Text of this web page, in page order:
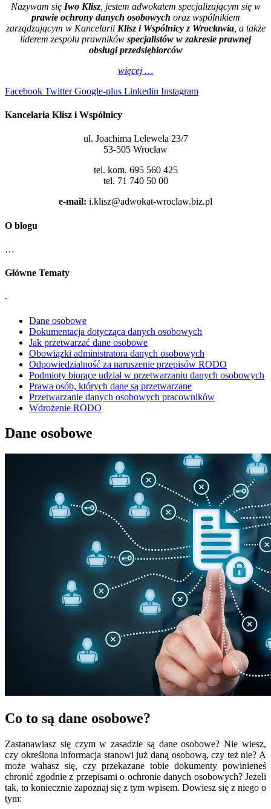
Nazywam się Iwo Klisz, jestem adwokatem specjalizującym się w
prawie ochrony danych osobowych oraz wspólnikiem
zarządzającym w KancelariiKlisz i Wspólnicy z Wrocławia, a także
liderem zespołu prawników specjalistów w zakresie prawnej
obsługi przedsiębiorców
więcej …
Facebook Twitter Google-plus Linkedin Instagram
Kancelaria Klisz i Wspólnicy
ul. Joachima Lelewela 23/7
53-505 Wrocław
tel. kom. 695 560 425
tel. 71 740 50 00
e-mail: i.klisz@adwokat-wroclaw.biz.pl
O blogu
…
Główne Tematy
.
Dane osobowe
Dokumentacja dotycząca danych osobowych
Jak przetwarzać dane osobowe
Obowiązki administratora danych osobowych
Odpowiedzialność za naruszenie przepisów RODO
Podmioty biorące udział w przetwarzaniu danych osobowych
Prawa osób, których dane są przetwarzane
Przetwarzanie danych osobowych pracowników
Wdrożenie RODO
Dane osobowe
Co to są dane osobowe?
Zastanawiasz się czym w zasadzie są dane osobowe? Nie wiesz,
czy określona informacja stanowi już daną osobową, czy też nie? A
może wahasz się, czy przekazane tobie dokumenty powinieneś
chronić zgodnie z przepisami o ochronie danych osobowych? Jeżeli
tak, to koniecznie zapoznaj się z tym wpisem. Dowiesz się z niego o
tym: